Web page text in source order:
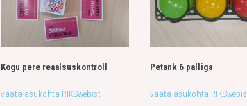
Kogu pere reaalsuskontroll
vaata asukohta RIKSwebist
Petank 6 palliga
vaata asukohta